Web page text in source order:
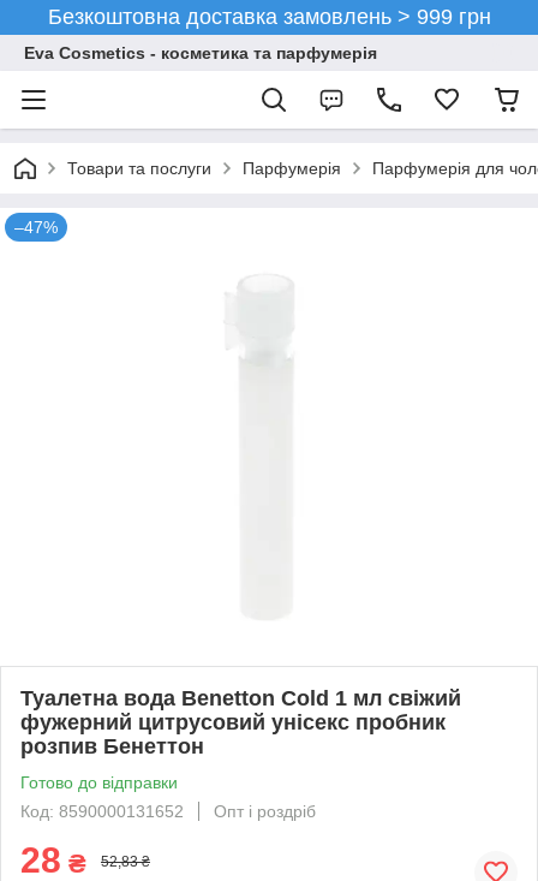
Безкоштовна доставка замовлень > 999 грн
Eva Cosmetics - косметика та парфумерія
Товари та послуги Парфумерія Парфумерія для
–47%
Туалетна вода Benetton Cold 1 мл свіжий
фужерний цитрусовий унісекс пробник
розпив Бенеттон
Готово до відправки
Код: 8590000131652
Опт і роздріб
28 ₴ 52,83 ₴